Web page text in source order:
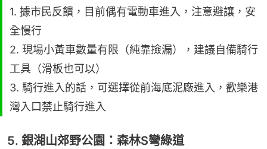
1. 據市民反饋，目前偶有電動車進入，注意避讓，安
全慢行
2. 現場小黃車數量有限（純靠撿漏），建議自備騎行
工具（滑板也可以）
3. 騎行進入的話，可選擇從前海底泥廠進入，歡樂港
灣入口禁止騎行進入
5. 銀湖山郊野公園：森林S彎綠道